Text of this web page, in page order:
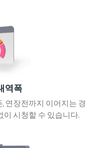
역폭
연장전까지 이어지는 경
시청할 수 있습니다.